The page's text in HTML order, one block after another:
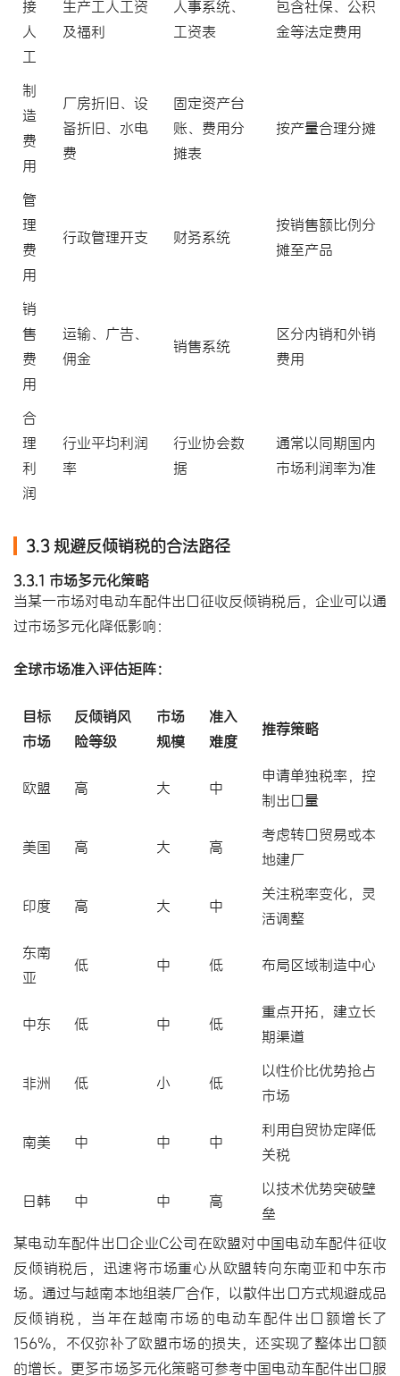
接
人
工
生产工人工资
及福利
人事系统、
工资表
包含社保、公积
金等法定费用
制
造
费
用
厂房折旧、设
备折旧、水电
费
固定资产台
账、费用分
摊表
按产量合理分摊
管
理
费
用
行政管理开支 财务系统
按销售额比例分
摊至产品
销
售
费
用
运输、广告、
佣金
销售系统
区分内销和外销
费用
合
理
利
润
行业平均利润
率
行业协会数
据
通常以同期国内
市场利润率为准
3.3 规避反倾销税的合法路径
3.3.1 市场多元化策略
当某一市场对电动车配件出口征收反倾销税后，企业可以通
过市场多元化降低影响：
全球市场准入评估矩阵：
目标
市场
反倾销风
险等级
市场
规模
准入
难度
推荐策略
欧盟 高 大 中
申请单独税率，控
制出口量
美国 高 大 高
考虑转口贸易或本
地建厂
印度 高 大 中
关注税率变化，灵
活调整
东南
亚
低 中 低 布局区域制造中心
中东 低 中 低
重点开拓，建立长
期渠道
非洲 低 小 低
以性价比优势抢占
市场
南美 中 中 中
利用自贸协定降低
关税
日韩 中 中 高
以技术优势突破壁
垒
某电动车配件出口企业C公司在欧盟对中国电动车配件征收
反倾销税后，迅速将市场重心从欧盟转向东南亚和中东市
场。通过与越南本地组装厂合作，以散件出口方式规避成品
反倾销税，当年在越南市场的电动车配件出口额增长了
156%，不仅弥补了欧盟市场的损失，还实现了整体出口额
的增长。更多市场多元化策略可参考中国电动车配件出口服